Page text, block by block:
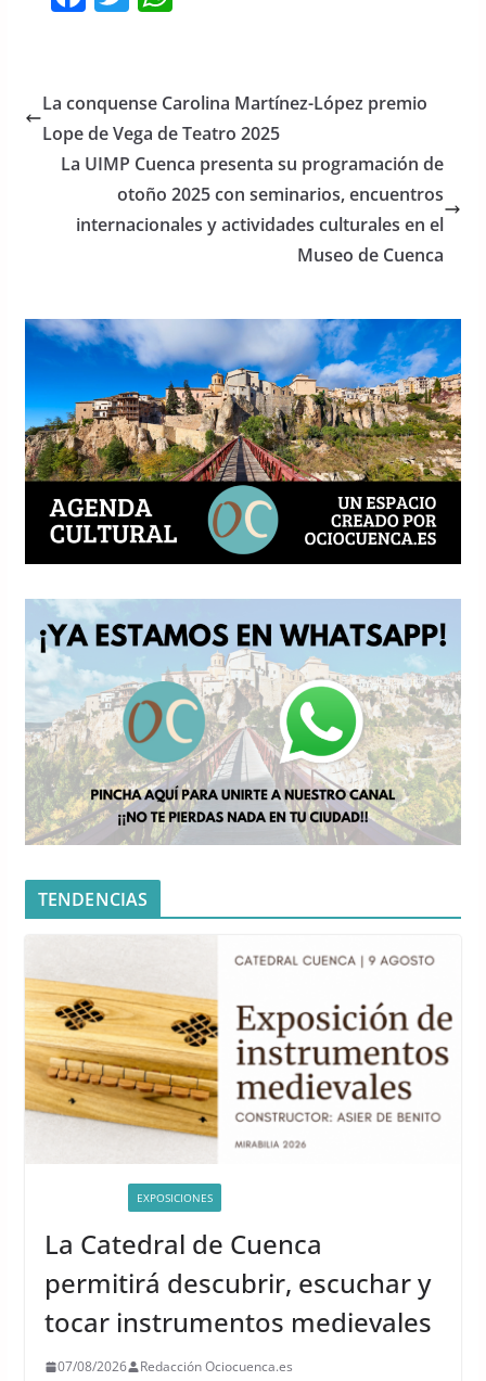
e
b
o
k
er s
A
p
p
La conquense Carolina Martínez-López premio
Lope de Vega de Teatro 2025
La UIMP Cuenca presenta su programación de
otoño 2025 con seminarios, encuentros
internacionales y actividades culturales en el
Museo de Cuenca
TENDENCIAS
EXPOSICIONES
La Catedral de Cuenca
permitirá descubrir, escuchar y
tocar instrumentos medievales
07/08/2026 Redacción Ociocuenca.es